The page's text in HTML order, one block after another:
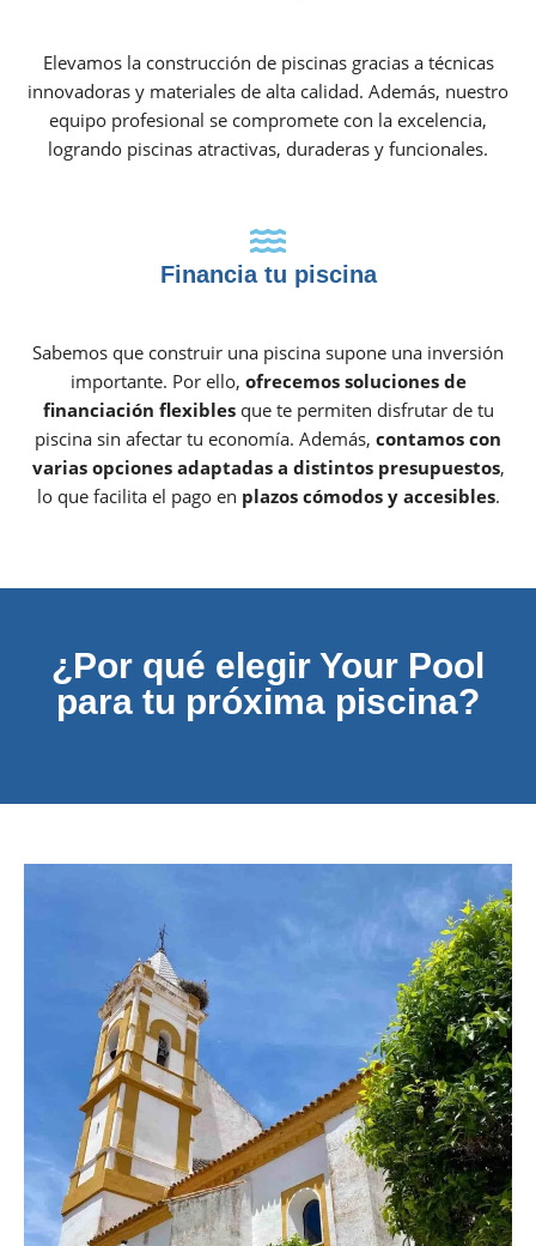
Elevamos la construcción de piscinas gracias a técnicas
innovadoras y materiales de alta calidad. Además, nuestro
equipo profesional se compromete con la excelencia,
logrando piscinas atractivas, duraderas y funcionales.
Financia tu piscina
Sabemos que construir una piscina supone una inversión
importante. Por ello, ofrecemos soluciones de
financiación flexiblesque te permiten disfrutar de tu
piscina sin afectar tu economía. Además, contamos con
varias opciones adaptadas a distintos presupuestos,
lo que facilita el pago en plazos cómodos y accesibles.
¿Por qué elegir Your Pool
para tu próxima piscina?